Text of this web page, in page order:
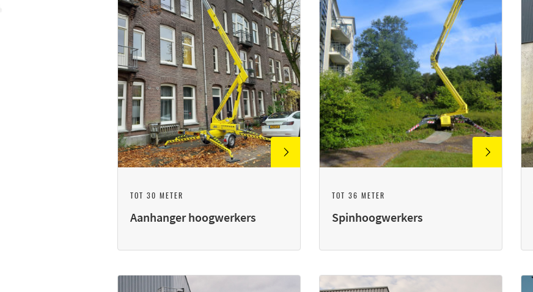
TOT 30 METER
Aanhanger hoogwerkers
TOT 36 METER
Spinhoogwerkers